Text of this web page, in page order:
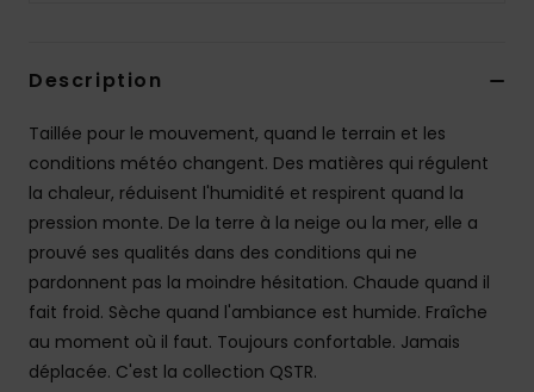
Description
Taillée pour le mouvement, quand le terrain et les
conditions météo changent. Des matières qui régulent
la chaleur, réduisent l'humidité et respirent quand la
pression monte. De la terre à la neige ou la mer, elle a
prouvé ses qualités dans des conditions qui ne
pardonnent pas la moindre hésitation. Chaude quand il
fait froid. Sèche quand l'ambiance est humide. Fraîche
au moment où il faut. Toujours confortable. Jamais
déplacée. C'est la collection QSTR.